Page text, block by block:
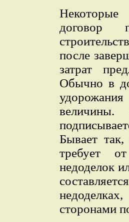
договор
после
затрат
Обычно в
Бывает
требует
недоделок
сторонами